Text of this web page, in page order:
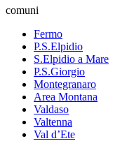
comuni
Fermo
P.S.Elpidio
S.Elpidio a Mare
P.S.Giorgio
Montegranaro
Area Montana
Valdaso
Valtenna
Val d’Ete